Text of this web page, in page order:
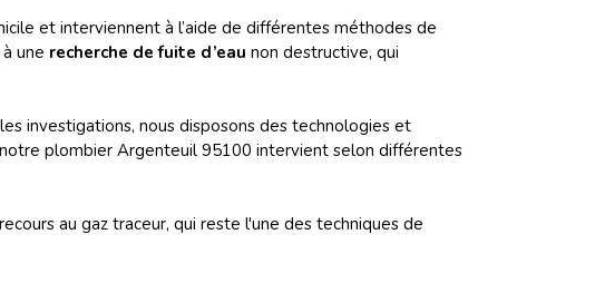
et interviennent à l’aide de différentes méthodes de
une recherche de fuite d’eau non destructive, qui
investigations, nous disposons des technologies et
plombier Argenteuil 95100 intervient selon différentes
au gaz traceur, qui reste l'une des techniques de